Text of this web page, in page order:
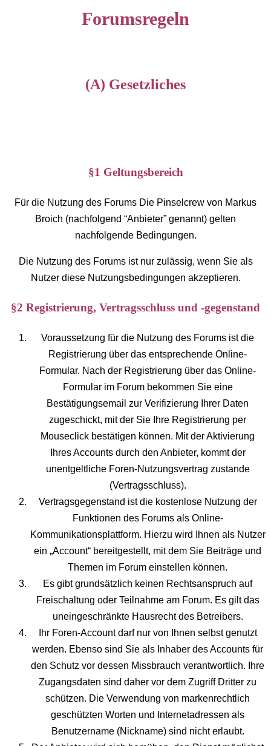
Forumsregeln
(A) Gesetzliches
§1 Geltungsbereich
Für die Nutzung des Forums Die Pinselcrew von Markus
Broich (nachfolgend “Anbieter” genannt) gelten
nachfolgende Bedingungen.
Die Nutzung des Forums ist nur zulässig, wenn Sie als
Nutzer diese Nutzungsbedingungen akzeptieren.
§2 Registrierung, Vertragsschluss und -gegenstand
Voraussetzung für die Nutzung des Forums ist die
Registrierung über das entsprechende Online-
Formular. Nach der Registrierung über das Online-
Formular im Forum bekommen Sie eine
Bestätigungsemail zur Verifizierung Ihrer Daten
zugeschickt, mit der Sie Ihre Registrierung per
Mouseclick bestätigen können. Mit der Aktivierung
Ihres Accounts durch den Anbieter, kommt der
unentgeltliche Foren-Nutzungsvertrag zustande
(Vertragsschluss).
Vertragsgegenstand ist die kostenlose Nutzung der
Funktionen des Forums als Online-
Kommunikationsplattform. Hierzu wird Ihnen als Nutzer
ein „Account“ bereitgestellt, mit dem Sie Beiträge und
Themen im Forum einstellen können.
Es gibt grundsätzlich keinen Rechtsanspruch auf
Freischaltung oder Teilnahme am Forum. Es gilt das
uneingeschränkte Hausrecht des Betreibers.
Ihr Foren-Account darf nur von Ihnen selbst genutzt
werden. Ebenso sind Sie als Inhaber des Accounts für
den Schutz vor dessen Missbrauch verantwortlich. Ihre
Zugangsdaten sind daher vor dem Zugriff Dritter zu
schützen. Die Verwendung von markenrechtlich
geschützten Worten und Internetadressen als
Benutzername (Nickname) sind nicht erlaubt.